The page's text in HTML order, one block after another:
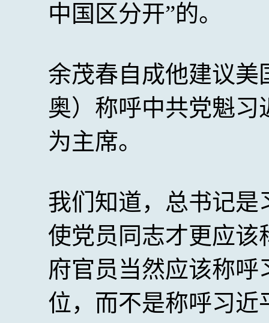
中国区分开”的。
余茂春自成他建议
奥）称呼中共党魁
为主席。
我们知道，总书记
使党员同志才更应
府官员当然应该称
位，而不是称呼习